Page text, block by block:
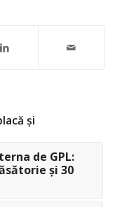
și
de GPL:
și 30